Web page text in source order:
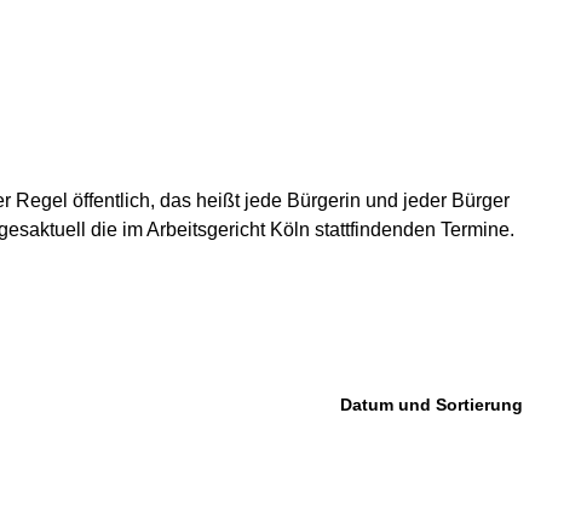
Regel öffentlich, das heißt jede Bürgerin und jeder Bürger
die im Arbeitsgericht Köln stattfindenden Termine.
Datum und Sortierung